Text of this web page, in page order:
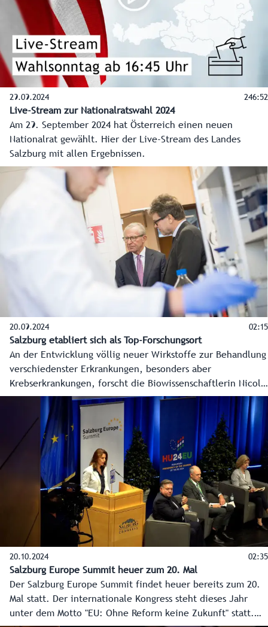
29.09.2024 246:52
Live-Stream zur Nationalratswahl 2024
Am 29. September 2024 hat Österreich einen neuen
Nationalrat gewählt. Hier der Live-Stream des Landes
Salzburg mit allen Ergebnissen.
20.09.2024 02:15
Salzburg etabliert sich als Top-Forschungsort
An der Entwicklung völlig neuer Wirkstoffe zur Behandlung
verschiedenster Erkrankungen, besonders aber
Krebserkrankungen, forscht die Biowissenschaftlerin Nicole
Meisner-Kober an einem Ludwig-Boltzmann-Institut in
Salzburg. Das ist ein Vorzeigebeispiel der Kompetenz
Salzburgs in Life Sciences, der Forschung und Entwicklung
in Gesundheit und Medizin. Der neue Masterplan Life
Sciences für Salzburg bringt 15 Millionen Euro von Land
und Bund zur Stärkung dieses Bereichs.
20.10.2024 02:35
Salzburg Europe Summit heuer zum 20. Mal
Der Salzburg Europe Summit findet heuer bereits zum 20.
Mal statt. Der internationale Kongress steht dieses Jahr
unter dem Motto "EU: Ohne Reform keine Zukunft" statt.